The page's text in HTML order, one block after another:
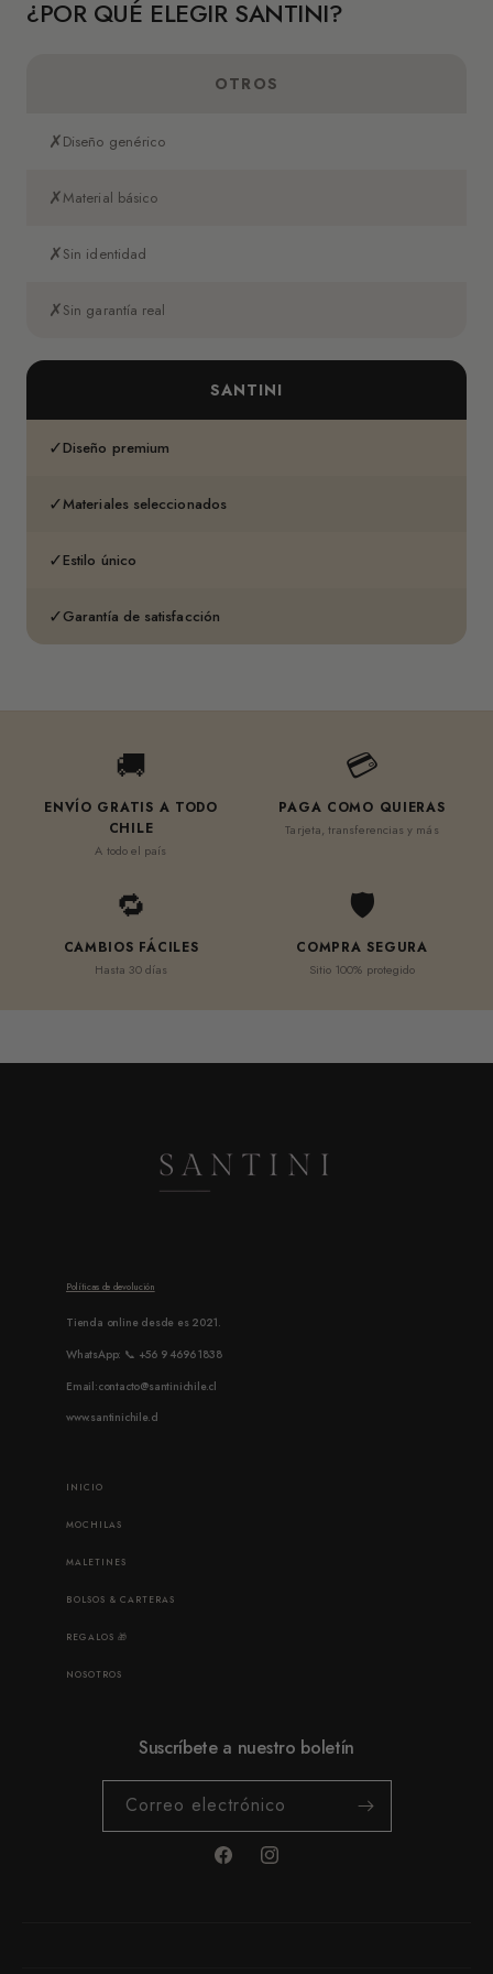
¿POR QUÉ ELEGIR SANTINI?
OTROS
✗Diseño genérico
✗Material básico
✗Sin identidad
✗Sin garantía real
SANTINI
✓Diseño premium
✓Materiales seleccionados
✓Estilo único
✓Garantía de satisfacción
🚚
ENVÍO GRATIS A TODO
CHILE
A todo el país
💳
PAGA COMO QUIERAS
Tarjeta, transferencias y más
🔁
CAMBIOS FÁCILES
Hasta 30 días
🛡
COMPRA SEGURA
Sitio 100% protegido
Políticas de devolución
Tienda online desde es 2021.
WhatsApp: 📞 +56 9 4696 1838
Email:contacto@santinichile.cl
www.santinichile.cl
INICIO
MOCHILAS
MALETINES
BOLSOS & CARTERAS
REGALOS 🎁
NOSOTROS
Suscríbete a nuestro boletín
Correo electrónico
Facebook Instagram